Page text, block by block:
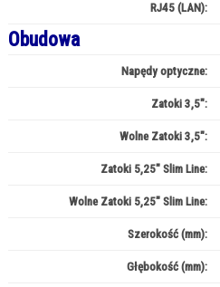
RJ45 (LAN):
Obudowa
Napędy optyczne:
Zatoki 3,5":
Wolne Zatoki 3,5":
Zatoki 5,25" Slim Line:
Wolne Zatoki 5,25" Slim Line:
Szerokość (mm):
Głębokość (mm):